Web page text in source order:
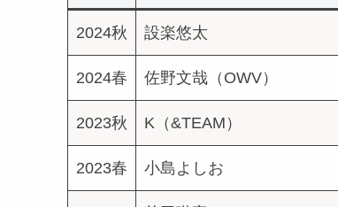
2024秋 設楽悠太
2024春 佐野文哉（OWV）
2023秋 K（&TEAM）
2023春 小島よしお